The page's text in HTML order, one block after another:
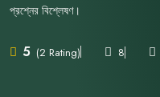
প্রশ্নের বিশ্লেষণ।
5 (2 Rating) 8